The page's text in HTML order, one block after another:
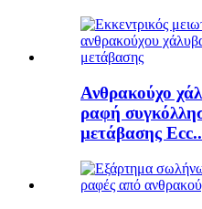
Ανθρακούχο
ραφή
μετάβασης